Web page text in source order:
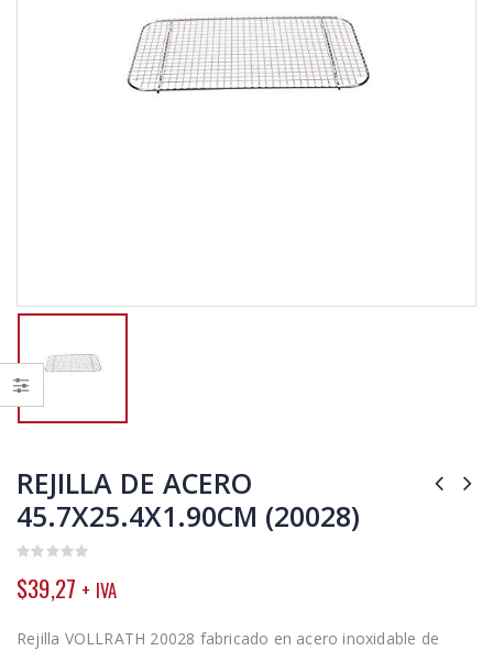
REJILLA DE ACERO
45.7X25.4X1.90CM (20028)
out
of
$39,27 + IVA
Rejilla VOLLRATH 20028 fabricado en acero inoxidable de